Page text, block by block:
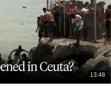
13:48